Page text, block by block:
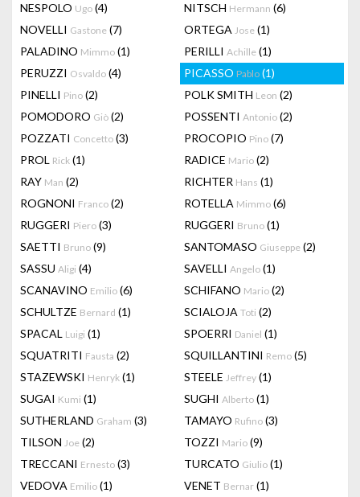
NESPOLO Ugo (4) NITSCH Hermann (6)
NOVELLI Gastone (7) ORTEGA Jose (1)
PALADINO Mimmo (1) PERILLI Achille (1)
PERUZZI Osvaldo (4) PICASSO Pablo (1)
PINELLI Pino (2) POLK SMITH Leon (2)
POMODORO Giò (2) POSSENTI Antonio (2)
POZZATI Concetto (3) PROCOPIO Pino (7)
PROL Rick (1) RADICE Mario (2)
RAY Man (2) RICHTER Hans (1)
ROGNONI Franco (2) ROTELLA Mimmo (6)
RUGGERI Piero (3) RUGGERI Bruno (1)
SAETTI Bruno (9) SANTOMASO Giuseppe (2)
SASSU Aligi (4) SAVELLI Angelo (1)
SCANAVINO Emilio (6) SCHIFANO Mario (2)
SCHULTZE Bernard (1) SCIALOJA Toti (2)
SPACAL Luigi (1) SPOERRI Daniel (1)
SQUATRITI Fausta (2) SQUILLANTINI Remo (5)
STAZEWSKI Henryk (1) STEELE Jeffrey (1)
SUGAI Kumi (1) SUGHI Alberto (1)
SUTHERLAND Graham (3) TAMAYO Rufino (3)
TILSON Joe (2) TOZZI Mario (9)
TRECCANI Ernesto (3) TURCATO Giulio (1)
VEDOVA Emilio (1) VENET Bernar (1)